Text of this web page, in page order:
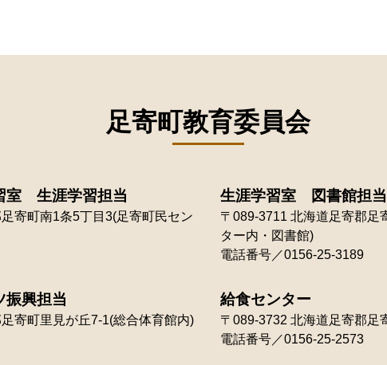
足寄町教育委員会
室 生涯学習担当
寄町南1条5丁目3(足寄町民セン
生涯学習室 図書館担当
〒089-3711 北海道足寄郡足
ター内・図書館)
電話番号／0156-25-3189
興担当
寄町里見が丘7-1(総合体育館内)
給食センター
〒089-3732 北海道足寄郡足
電話番号／0156-25-2573